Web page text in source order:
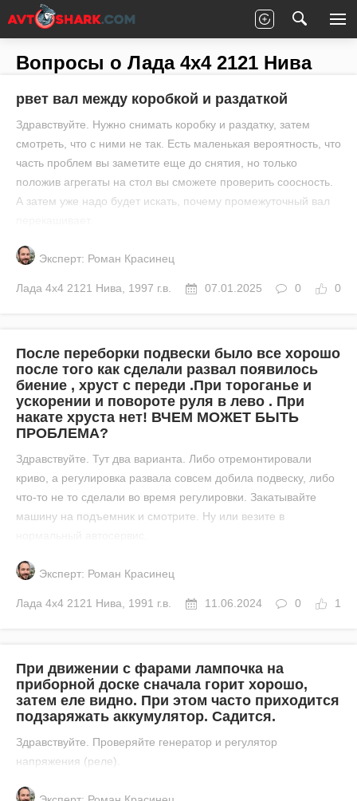
Главная Все вопросы 4x4 2121 Нива
Вопросы о Лада 4x4 2121 Нива
рвет вал между коробкой и раздаткой
Здравствуйте. Нужно снимать коробку и раздатку, затем
смотреть, что с ними не так. Есть маленькая вероятность, что
часть проблем вы заметите еще до снятия, но только
положив агрегаты на стол вы сможете проверить соосность.
А затем уже надо будет искать, почему промежуточный вал
Эксперт: Роман Красинец
Лада 4x4 2121 Нива 1997 г.в. 07.01.2025 0 0
После переборки подвески было все хорошо
после того как сделали развал появилось
биение , хруст с переди .При тороганье и
ускорении и повороте руля в лево . При
накате хруста нет! ВЧЕМ МОЖЕТ БЫТЬ
ПРОБЛЕМА?
Здравствуйте. Тут два варианта. Либо отремонтировали
криво, а регулировка развала совсем добила подвеску, либо
что-то не то сделали во время регулировки. Закатывайте
машину на подъемник и смотрите. Ну или везите в
Эксперт: Роман Красинец
Лада 4x4 2121 Нива 1991 г.в. 11.06.2024 0 1
При движении с фарами лампочка на
приборной доске сначала горит хорошо,
затем еле видно. При этом часто приходится
подзаряжать аккумулятор. Садится.
Здравствуйте. Проверяйте генератор и регулятор
напряжения (реле).